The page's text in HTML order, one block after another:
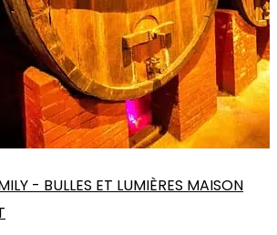
- BULLES ET LUMIÈRES MAISON